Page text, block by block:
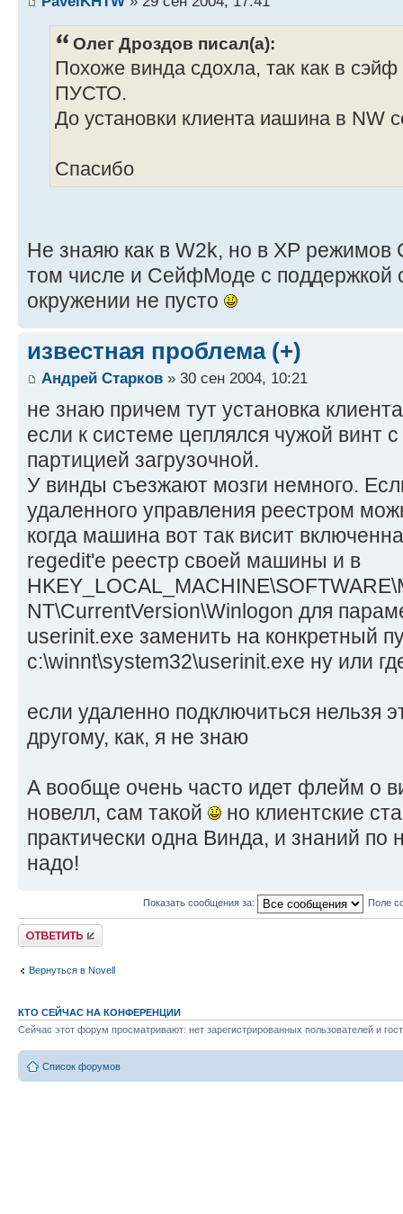
Олег Дроздов писал(а):
Похоже винда сдохла, так как в
ПУСТО.
До установки клиента иашина в NW
Спасибо
Не знаяю как в W2k, но в XP
том числе и СейфМоде с поддержкой
окружении не пусто
известная проблема (+)
Андрей Старков » 30 сен 2004, 10:21
не знаю причем тут установка
если к системе цеплялся чужой винт
партицией загрузочной.
У винды съезжают мозги немного.
удаленного управления реестром
когда машина вот так висит
regedit'e реестр своей машины и в
NT\CurrentVersion\Winlogon для
userinit.exe заменить на конкретный
c:\winnt\system32\userinit.exe ну или
если удаленно подключиться нельзя
другому, как, я не знаю
А вообще очень часто идет флейм о
новелл, сам такой
но клиентские
практически одна Винда, и знаний по
надо!
Показать сообщения за: Поле
Ответить
Вернуться в Novell
КТО СЕЙЧАС НА КОНФЕРЕНЦИИ
Сейчас этот форум просматривают: нет зарегистрированных пользователей и
Список форумов